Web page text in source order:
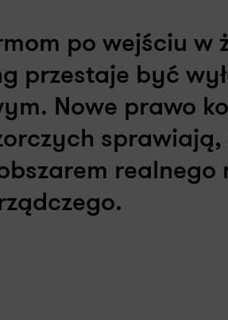
po wejściu w
przestaje być
Nowe prawo
sprawiają,
realnego